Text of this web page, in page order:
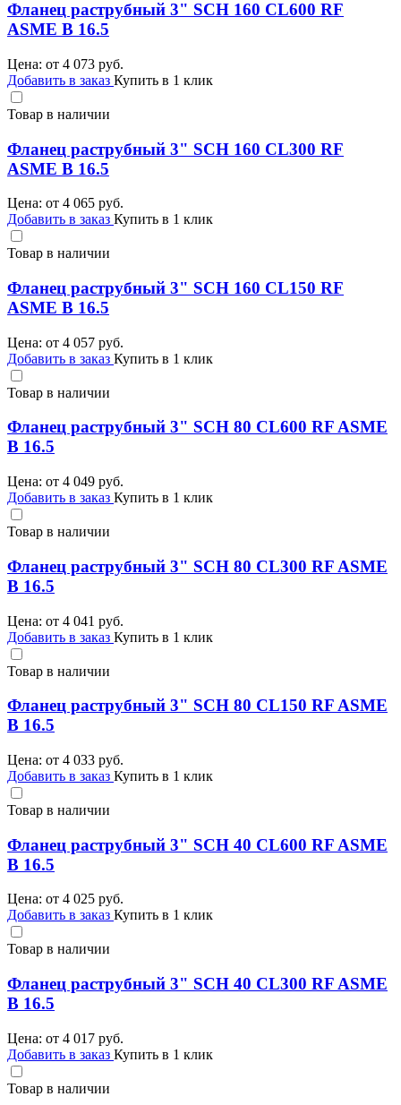
Фланец раструбный 3" SCH 160 CL600 RF
ASME B 16.5
Цена: от 4 073 руб.
Добавить в заказ Купить в 1 клик
Товар в наличии
Фланец раструбный 3" SCH 160 CL300 RF
ASME B 16.5
Цена: от 4 065 руб.
Добавить в заказ Купить в 1 клик
Товар в наличии
Фланец раструбный 3" SCH 160 CL150 RF
ASME B 16.5
Цена: от 4 057 руб.
Добавить в заказ Купить в 1 клик
Товар в наличии
Фланец раструбный 3" SCH 80 CL600 RF ASME
B 16.5
Цена: от 4 049 руб.
Добавить в заказ Купить в 1 клик
Товар в наличии
Фланец раструбный 3" SCH 80 CL300 RF ASME
B 16.5
Цена: от 4 041 руб.
Добавить в заказ Купить в 1 клик
Товар в наличии
Фланец раструбный 3" SCH 80 CL150 RF ASME
B 16.5
Цена: от 4 033 руб.
Добавить в заказ Купить в 1 клик
Товар в наличии
Фланец раструбный 3" SCH 40 CL600 RF ASME
B 16.5
Цена: от 4 025 руб.
Добавить в заказ Купить в 1 клик
Товар в наличии
Фланец раструбный 3" SCH 40 CL300 RF ASME
B 16.5
Цена: от 4 017 руб.
Добавить в заказ Купить в 1 клик
Товар в наличии